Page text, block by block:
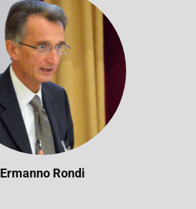
Ermanno Rondi